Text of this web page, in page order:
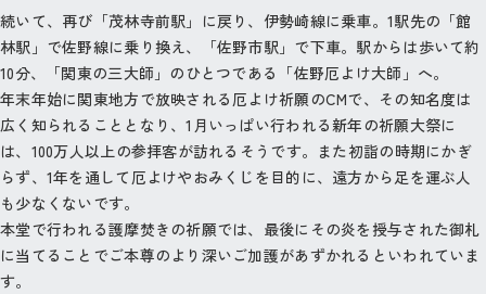
続いて、再び「茂林寺前駅」に戻り、伊勢崎線に乗車。1駅先の「館
林駅」で佐野線に乗り換え、「佐野市駅」で下車。駅からは歩いて約
10分、「関東の三大師」のひとつである「佐野厄よけ大師」へ。
年末年始に関東地方で放映される厄よけ祈願のCMで、その知名度は
広く知られることとなり、1月いっぱい行われる新年の祈願大祭に
は、100万人以上の参拝客が訪れるそうです。また初詣の時期にかぎ
らず、1年を通して厄よけやおみくじを目的に、遠方から足を運ぶ人
も少なくないです。
本堂で行われる護摩焚きの祈願では、最後にその炎を授与された御札
に当てることでご本尊のより深いご加護があずかれるといわれていま
す。